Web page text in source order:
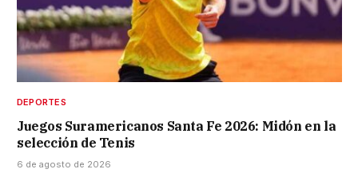
DEPORTES
Juegos Suramericanos Santa Fe 2026: Midón en la
selección de Tenis
6 de agosto de 2026